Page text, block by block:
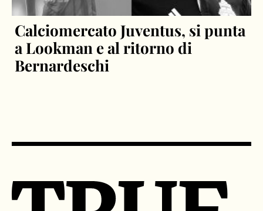
Calciomercato Juventus, si punta
a Lookman e al ritorno di
Bernardeschi